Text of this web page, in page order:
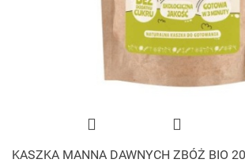
KASZKA MANNA DAWNYCH ZBÓŻ BIO